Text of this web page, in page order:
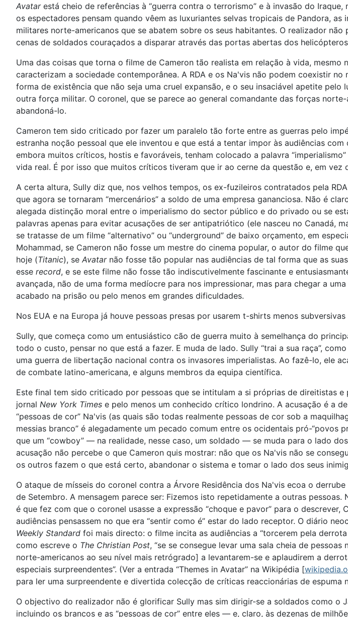
Avatarestá cheio de referências à “guerra contra o terrorismo” e à invasão do
os espectadores pensam quando vêem as luxuriantes selvas tropicais de Pandora,
militares norte-americanos que se abatem sobre os seus habitantes. O realizador
cenas de soldados couraçados a disparar através das portas abertas dos
Uma das coisas que torna o filme de Cameron tão realista em relação à vida,
caracterizam a sociedade contemporânea. A RDA e os Na'vis não podem coexistir
forma de existência que não seja uma cruel expansão, e o seu insaciável apetite
outra força militar. O coronel, que se parece ao general comandante das forças
abandoná-lo.
Cameron tem sido criticado por fazer um paralelo tão forte entre as guerras pelo
estranha noção pessoal que ele inventou e que está a tentar impor às audiências
embora muitos críticos, hostis e favoráveis, tenham colocado a palavra
vida real. É por isso que muitos críticos tiveram que ir ao cerne da questão e, em
A certa altura, Sully diz que, nos velhos tempos, os ex-fuzileiros contratados pela
que agora se tornaram “mercenários” a soldo de uma empresa gananciosa. Não é
alegada distinção moral entre o imperialismo do sector público e do privado ou se
palavras apenas para evitar acusações de ser antipatriótico (ele nasceu no Canadá,
se tratasse de um filme “alternativo” ou “underground” de baixo orçamento, em
Mohammad, se Cameron não fosse um mestre do cinema popular, o autor do filme
hoje (Titanic), se Avatarnão fosse tão popular nas audiências de tal forma que as
esse record, e se este filme não fosse tão indiscutivelmente fascinante e
avançada, não de uma forma medíocre para nos impressionar, mas para chegar a
acabado na prisão ou pelo menos em grandes dificuldades.
Nos EUA e na Europa já houve pessoas presas por usarem t-shirts menos
Sully, que começa como um entusiástico cão de guerra muito à semelhança do
todo o custo, pensar no que está a fazer. E muda de lado. Sully “trai a sua raça”,
uma guerra de libertação nacional contra os invasores imperialistas. Ao fazê-lo, ele
de combate latino-americana, e alguns membros da equipa científica.
Este final tem sido criticado por pessoas que se intitulam a si próprias de direitistas
jornal New York Times e pelo menos um conhecido crítico londrino. A acusação é a
“pessoas de cor” Na'vis (as quais são todas realmente pessoas de cor sob a
messias branco” é alegadamente um pecado comum entre os ocidentais pró-“povos
que um “cowboy” — na realidade, nesse caso, um soldado — se muda para o lado
acusação não percebe o que Cameron quis mostrar: não que os Na'vis não se
os outros fazem o que está certo, abandonar o sistema e tomar o lado dos seus
O ataque de mísseis do coronel contra a Árvore Residência dos Na'vis ecoa o
de Setembro. A mensagem parece ser: Fizemos isto repetidamente a outras
é que fez com que o coronel usasse a expressão “choque e pavor” para o descrever,
audiências pensassem no que era “sentir como é” estar do lado receptor. O diário
Weekly Standard foi mais directo: o filme incita as audiências a “torcerem pela
como escreve o The Christian Post, “se se consegue levar uma sala cheia de
norte-americanos ao seu nível mais retrógrado] a levantarem-se e aplaudirem a
especiais surpreendentes”. (Ver a entrada “Themes in Avatar” na Wikipédia [
para ler uma surpreendente e divertida colecção de críticas reaccionárias de
O objectivo do realizador não é glorificar Sully mas sim dirigir-se a soldados como o
incluindo os brancos e as “pessoas de cor” entre eles — e, claro, às dezenas de